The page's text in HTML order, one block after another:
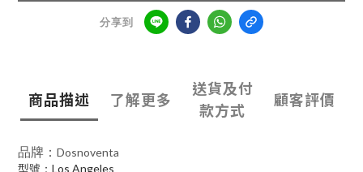
分享到
商品描述 了解更多
送貨及付
款方式
顧客評價
品牌： Dosnoventa
型號：Los Angeles